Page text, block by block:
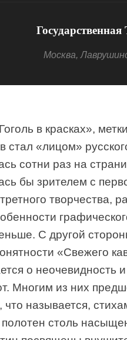
Государственная
Москва,
в красках»,
«лицом»
сотни раз на
бы зрителем с
творчества,
С другой
«Свежего
о неочевидность
Многим из них
что называется,
столь